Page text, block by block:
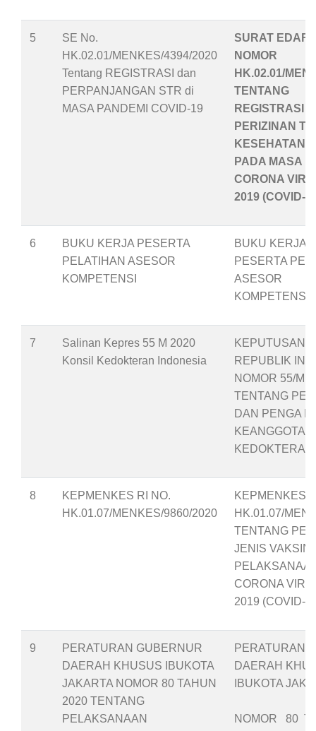
5
SE No.
HK.02.01/MENKES/4394/2020
Tentang REGISTRASI dan
PERPANJANGAN STR di
MASA PANDEMI COVID-19
SURAT
NOMOR
HK.02.01/
TENTANG
REGISTRASI
PERIZINAN
KESEHATAN
PADA MASA
CORONA
2019 (COVID-
6
BUKU KERJA PESERTA
PELATIHAN ASESOR
KOMPETENSI
BUKU KERJA
PESERTA
ASESOR
KOMPETENSI
7
Salinan Kepres 55 M 2020
Konsil Kedokteran Indonesia
KEPUTUSAN
REPUBLIK
NOMOR 55/M
TENTANG
DAN PENGA
8
KEPMENKES RI NO.
HK.01.07/MENKES/9860/2020
KEPMENKES
HK.01.07/
TENTANG
JENIS VAKSIN
CORONA
2019 (COVID-
9
PERATURAN GUBERNUR
DAERAH KHUSUS IBUKOTA
JAKARTA NOMOR 80 TAHUN
2020 TENTANG
PELAKSANAAN
PERATURAN
DAERAH
IBUKOTA
NOMOR 80